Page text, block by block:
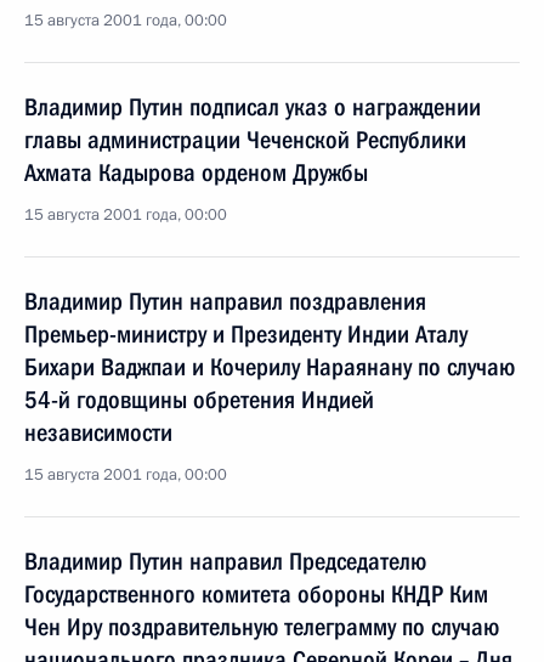
15 августа 2001 года, 00:00
Владимир Путин подписал указ о награждении
главы администрации Чеченской Республики
Ахмата Кадырова орденом Дружбы
15 августа 2001 года, 00:00
Владимир Путин направил поздравления
Премьер-министру и Президенту Индии Аталу
Бихари Ваджпаи и Кочерилу Нараянану по случаю
54-й годовщины обретения Индией
независимости
15 августа 2001 года, 00:00
Владимир Путин направил Председателю
Государственного комитета обороны КНДР Ким
Чен Иру поздравительную телеграмму по случаю